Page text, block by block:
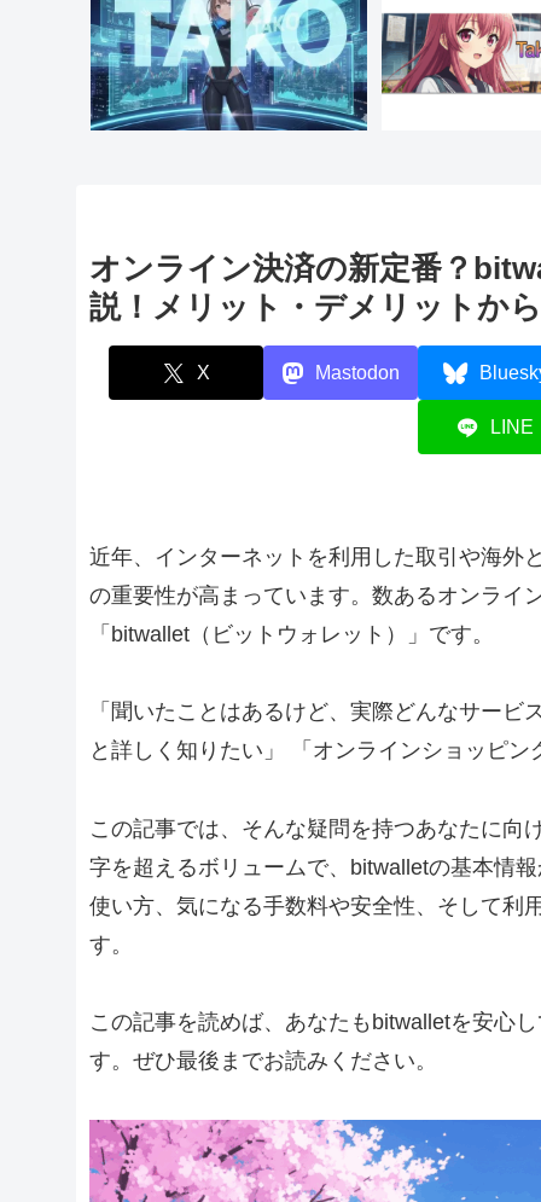
オンライン決済の新定番？
説！メリット・デメリットか
X Mastodon
LINE
近年、インターネットを利用した取引や海外
の重要性が高まっています。数あるオンライ
「bitwallet（ビットウォレット）」です。
「聞いたことはあるけど、実際どんなサー
と詳しく知りたい」 「オンラインショッピン
この記事では、そんな疑問を持つあなたに向
字を超えるボリュームで、bitwalletの基本情
使い方、気になる手数料や安全性、そして利
す。
この記事を読めば、あなたもbitwalletを安心
す。ぜひ最後までお読みください。